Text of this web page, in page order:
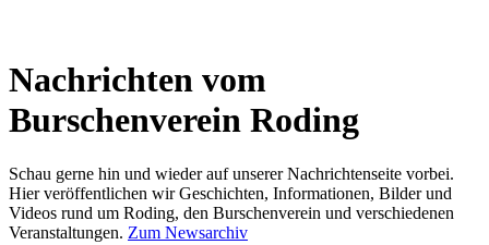
Nachrichten vom
Burschenverein Roding
Schau gerne hin und wieder auf unserer Nachrichtenseite vorbei.
Hier veröffentlichen wir Geschichten, Informationen, Bilder und
Videos rund um Roding, den Burschenverein und verschiedenen
Veranstaltungen. Zum Newsarchiv